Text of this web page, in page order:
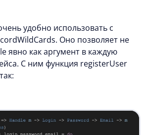
удобно использовать с
Оно позволяет не
явно как аргумент в каждую
С ним функция registerUser